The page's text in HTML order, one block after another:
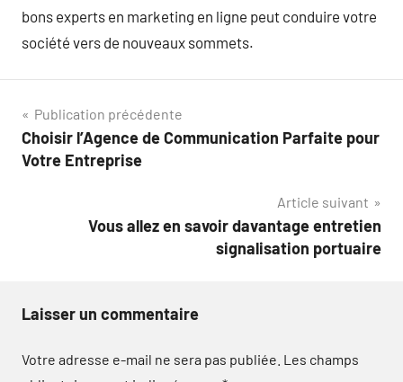
bons experts en marketing en ligne peut conduire votre
société vers de nouveaux sommets.
Navigation
de
Publication précédente
Choisir l’Agence de Communication Parfaite pour
Votre Entreprise
Article suivant
Vous allez en savoir davantage entretien
signalisation portuaire
Laisser un commentaire
Votre adresse e-mail ne sera pas publiée. Les champs